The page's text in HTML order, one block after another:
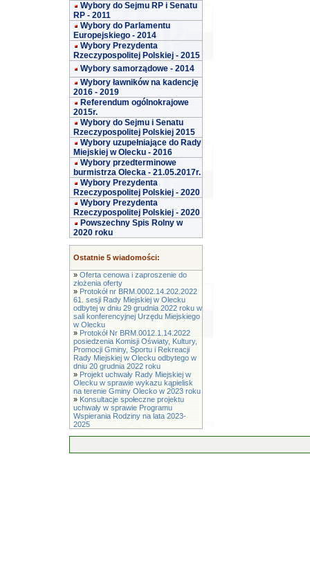
Wybory do Sejmu RP i Senatu
RP - 2011
Wybory do Parlamentu
Europejskiego - 2014
Wybory Prezydenta
Rzeczypospolitej Polskiej - 2015
Wybory samorządowe - 2014
Wybory ławników na kadencję
2016 - 2019
Referendum ogólnokrajowe
2015r.
Wybory do Sejmu i Senatu
Rzeczypospolitej Polskiej 2015
Wybory uzupełniające do Rady
Miejskiej w Olecku - 2016
Wybory przedterminowe
burmistrza Olecka - 21.05.2017r.
Wybory Prezydenta
Rzeczypospolitej Polskiej - 2020
Wybory Prezydenta
Rzeczypospolitej Polskiej - 2020
Powszechny Spis Rolny w
2020 roku
Ostatnie 5 wiadomości:
» Oferta cenowa i zaproszenie do
złożenia oferty
» Protokół nr BRM.0002.14.202.2022
61. sesji Rady Miejskiej w Olecku
odbytej w dniu 29 grudnia 2022 roku w
sali konferencyjnej Urzędu Miejskiego
w Olecku
» Protokół Nr BRM.0012.1.14.2022
posiedzenia Komisji Oświaty, Kultury,
Promocji Gminy, Sportu i Rekreacji
Rady Miejskiej w Olecku odbytego w
dniu 20 grudnia 2022 roku
» Projekt uchwały Rady Miejskiej w
Olecku w sprawie wykazu kąpielisk
na terenie Gminy Olecko w 2023 roku
» Konsultacje społeczne projektu
uchwały w sprawie Programu
Wspierania Rodziny na lata 2023-
2025